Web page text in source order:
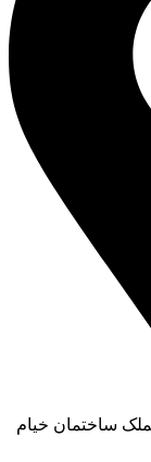
ساختمان خیام